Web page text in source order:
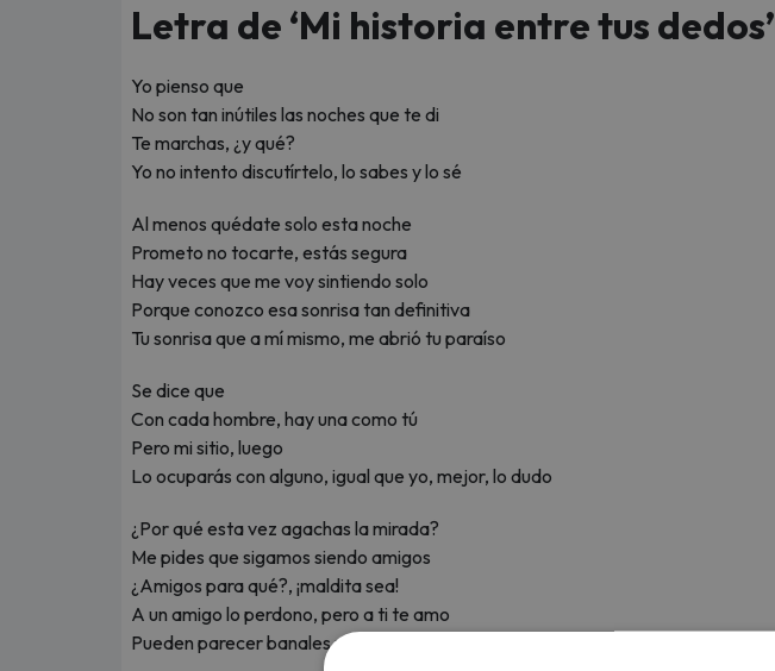
Letra de ‘Mi historia entre tus dedos’
Yo pienso que
No son tan inútiles las noches que te di
Te marchas, ¿y qué?
Yo no intento discutírtelo, lo sabes y lo sé
Al menos quédate solo esta noche
Prometo no tocarte, estás segura
Hay veces que me voy sintiendo solo
Porque conozco esa sonrisa tan definitiva
Tu sonrisa que a mí mismo, me abrió tu paraíso
Se dice que
Con cada hombre, hay una como tú
Pero mi sitio, luego
Lo ocuparás con alguno, igual que yo, mejor, lo dudo
¿Por qué esta vez agachas la mirada?
Me pides que sigamos siendo amigos
¿Amigos para qué?, ¡maldita sea!
A un amigo lo perdono, pero a ti te amo
Pueden parecer banales mis instintos naturales